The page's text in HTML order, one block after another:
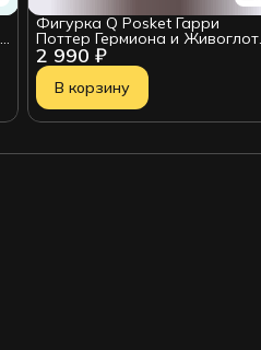
2 990 ₽
Фигурка Q Posket Гарри
Поттер Гермиона и Живоглот
14см BP16651P
В корзину